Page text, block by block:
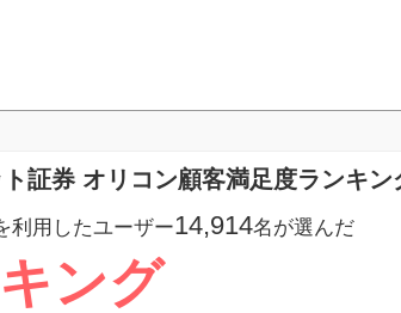
証券 オリコン顧客満足度ランキン
利用したユーザー14,914名が選んだ
ング